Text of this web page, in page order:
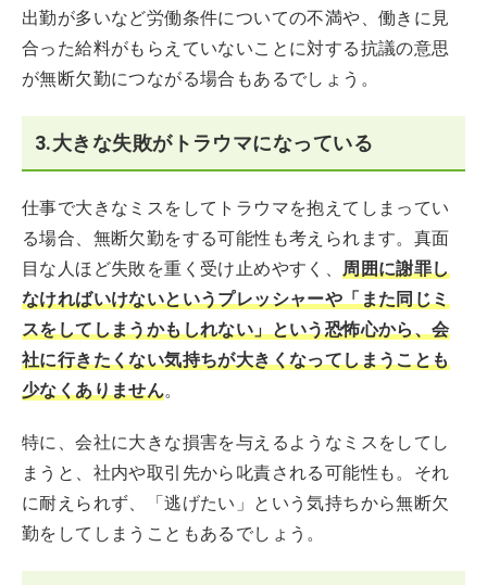
出勤が多いなど労働条件についての不満や、働きに見
合った給料がもらえていないことに対する抗議の意思
が無断欠勤につながる場合もあるでしょう。
3.大きな失敗がトラウマになっている
仕事で大きなミスをしてトラウマを抱えてしまってい
る場合、無断欠勤をする可能性も考えられます。真面
目な人ほど失敗を重く受け止めやすく、周囲に謝罪し
なければいけないというプレッシャーや「また同じミ
スをしてしまうかもしれない」という恐怖心から、会
社に行きたくない気持ちが大きくなってしまうことも
少なくありません。
特に、会社に大きな損害を与えるようなミスをしてし
まうと、社内や取引先から叱責される可能性も。それ
に耐えられず、「逃げたい」という気持ちから無断欠
勤をしてしまうこともあるでしょう。